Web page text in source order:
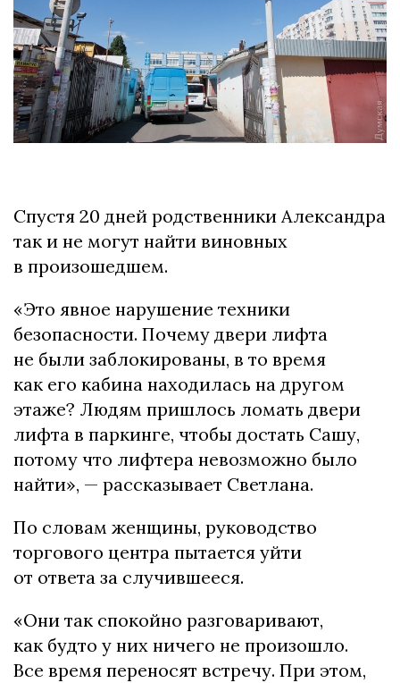
Спустя 20 дней родственники Александра
так и не могут найти виновных
в произошедшем.
«Это явное нарушение техники
безопасности. Почему двери лифта
не были заблокированы, в то время
как его кабина находилась на другом
этаже? Людям пришлось ломать двери
лифта в паркинге, чтобы достать Сашу,
потому что лифтера невозможно было
найти», — рассказывает Светлана.
По словам женщины, руководство
торгового центра пытается уйти
от ответа за случившееся.
«Они так спокойно разговаривают,
как будто у них ничего не произошло.
Все время переносят встречу. При этом,